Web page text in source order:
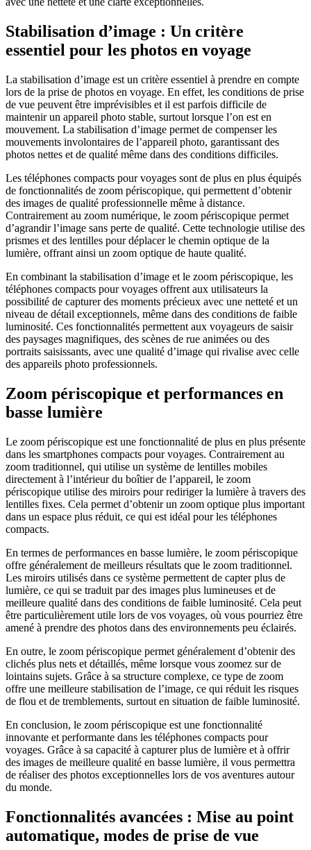
Stabilisation d’image : Un critère
essentiel pour les photos en voyage
La stabilisation d’image est un critère essentiel à prendre en compte
lors de la prise de photos en voyage. En effet, les conditions de prise
de vue peuvent être imprévisibles et il est parfois difficile de
maintenir un appareil photo stable, surtout lorsque l’on est en
mouvement. La stabilisation d’image permet de compenser les
mouvements involontaires de l’appareil photo, garantissant des
photos nettes et de qualité même dans des conditions difficiles.
Les téléphones compacts pour voyages sont de plus en plus équipés
de fonctionnalités de zoom périscopique, qui permettent d’obtenir
des images de qualité professionnelle même à distance.
Contrairement au zoom numérique, le zoom périscopique permet
d’agrandir l’image sans perte de qualité. Cette technologie utilise des
prismes et des lentilles pour déplacer le chemin optique de la
lumière, offrant ainsi un zoom optique de haute qualité.
En combinant la stabilisation d’image et le zoom périscopique, les
téléphones compacts pour voyages offrent aux utilisateurs la
possibilité de capturer des moments précieux avec une netteté et un
niveau de détail exceptionnels, même dans des conditions de faible
luminosité. Ces fonctionnalités permettent aux voyageurs de saisir
des paysages magnifiques, des scènes de rue animées ou des
portraits saisissants, avec une qualité d’image qui rivalise avec celle
des appareils photo professionnels.
Zoom périscopique et performances en
basse lumière
Le zoom périscopique est une fonctionnalité de plus en plus présente
dans les smartphones compacts pour voyages. Contrairement au
zoom traditionnel, qui utilise un système de lentilles mobiles
directement à l’intérieur du boîtier de l’appareil, le zoom
périscopique utilise des miroirs pour rediriger la lumière à travers des
lentilles fixes. Cela permet d’obtenir un zoom optique plus important
dans un espace plus réduit, ce qui est idéal pour les téléphones
compacts.
En termes de performances en basse lumière, le zoom périscopique
offre généralement de meilleurs résultats que le zoom traditionnel.
Les miroirs utilisés dans ce système permettent de capter plus de
lumière, ce qui se traduit par des images plus lumineuses et de
meilleure qualité dans des conditions de faible luminosité. Cela peut
être particulièrement utile lors de vos voyages, où vous pourriez être
amené à prendre des photos dans des environnements peu éclairés.
En outre, le zoom périscopique permet généralement d’obtenir des
clichés plus nets et détaillés, même lorsque vous zoomez sur de
lointains sujets. Grâce à sa structure complexe, ce type de zoom
offre une meilleure stabilisation de l’image, ce qui réduit les risques
de flou et de tremblements, surtout en situation de faible luminosité.
En conclusion, le zoom périscopique est une fonctionnalité
innovante et performante dans les téléphones compacts pour
voyages. Grâce à sa capacité à capturer plus de lumière et à offrir
des images de meilleure qualité en basse lumière, il vous permettra
de réaliser des photos exceptionnelles lors de vos aventures autour
du monde.
Fonctionnalités avancées : Mise au point
automatique, modes de prise de vue